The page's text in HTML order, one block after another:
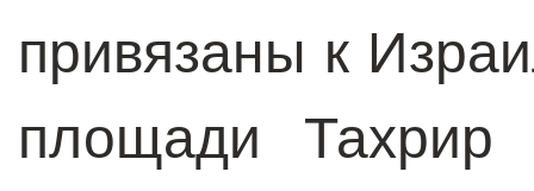
привязаны к
площади Тахрир